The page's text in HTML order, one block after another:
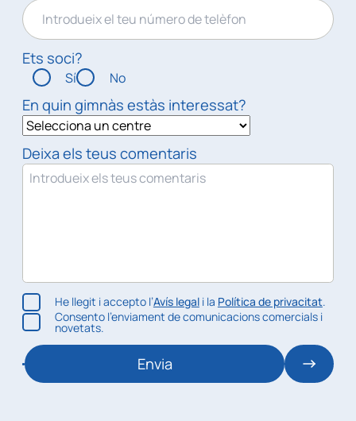
Ets soci?
Sí No
En quin gimnàs estàs interessat?
Deixa els teus comentaris
He llegit i accepto l’Avís legali la Política de privacitat.
Consento l’enviament de comunicacions comercials i
novetats.
Envia